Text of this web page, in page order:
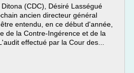
(CDC), Désiré Lasségué
ancien directeur général
entendu, en ce début d'année,
de la Contre-Ingérence et de la
effectué par la Cour des...